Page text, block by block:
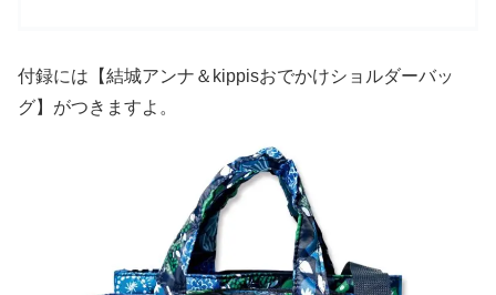
付録には【結城アンナ＆kippisおでかけショルダーバッ
グ】がつきますよ。